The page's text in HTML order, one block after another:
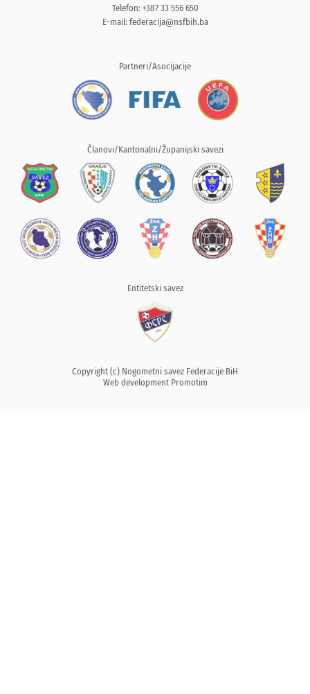
Telefon: +387 33 556 650
E-mail: federacija@nsfbih.ba
Partneri/Asocijacije
Članovi/Kantonalni/Županijski savezi
Entitetski savez
Copyright (c) Nogometni savez Federacije BiH
Web development Promotim